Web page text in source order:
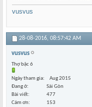
vusvus
28-08-2016, 08:57:42 AM
vusvus
Thợ bậc 6
Ngày tham gia
Aug 2015
Đang ở
Sài Gòn
Bài viết
477
Cám ơn
153